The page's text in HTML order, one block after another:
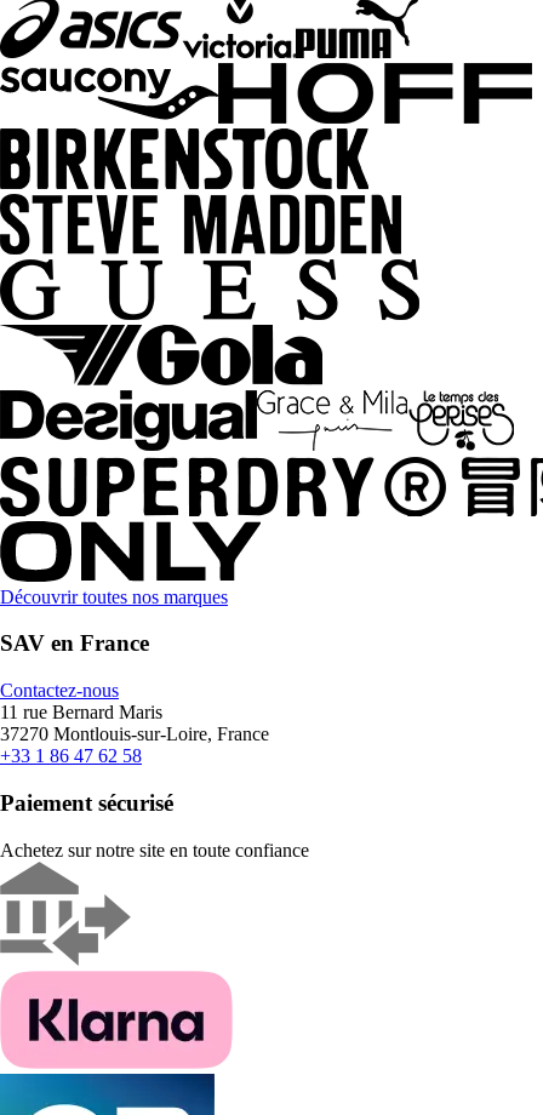
Découvrir toutes nos marques
SAV en France
Contactez-nous
11 rue Bernard Maris
37270 Montlouis-sur-Loire, France
+33 1 86 47 62 58
Paiement sécurisé
Achetez sur notre site en toute confiance